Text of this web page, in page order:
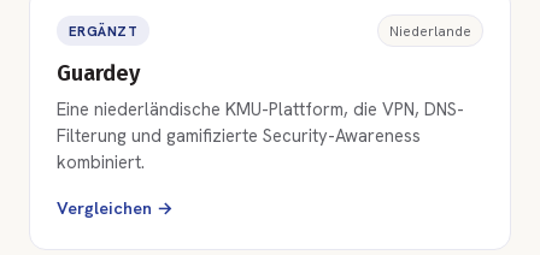
ERGÄNZT Niederlande
Guardey
Eine niederländische KMU-Plattform, die VPN, DNS-
Filterung und gamifizierte Security-Awareness
kombiniert.
Vergleichen →